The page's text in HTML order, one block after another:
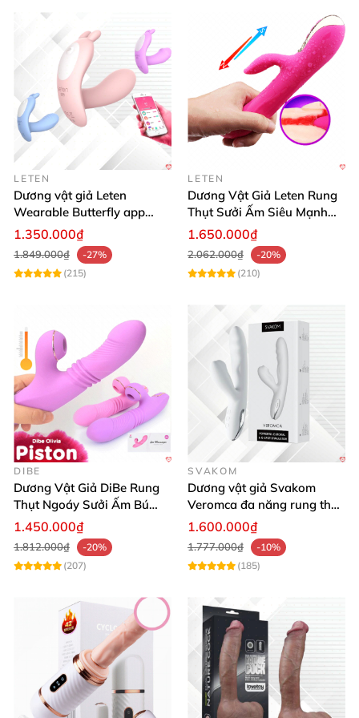
Gấu bông tình dục nguy trang cho nữ có dầu sạc từ
dàng sạc lại pin 1 cách thuận lợi sau khi sử dụng.
LETEN
Dương vật giả Leten
Wearable Butterfly app
bluetooth rung mạnh đa
1.350.000₫
1.849.000₫
-27%
(215)
LETEN
Dương Vật Giả Leten Rung
Thụt Sưởi Ấm Siêu Mạnh
Silicone Cao Cấp
1.650.000₫
2.062.000₫
-20%
(210)
DIBE
Dương Vật Giả DiBe Rung
Thụt Ngoáy Sưởi Ấm Bú
Mút Nhật Bản Kích Thích
1.450.000₫
1.812.000₫
-20%
(207)
SVAKOM
Dương vật giả Svakom
Veromca đa năng rung thụt
toả nhiệt hút
1.600.000₫
1.777.000₫
-10%
(185)